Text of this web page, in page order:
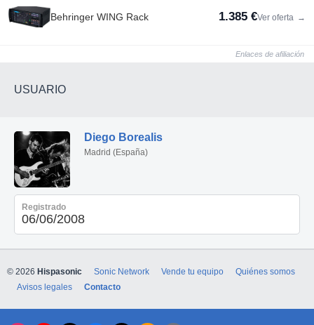
Behringer WING Rack 1.385 €Ver oferta →
Enlaces de afiliación
USUARIO
Diego Borealis
Madrid (España)
Registrado
06/06/2008
© 2026 Hispasonic Sonic Network Vende tu equipo
Quiénes somos
Avisos legales
Contacto